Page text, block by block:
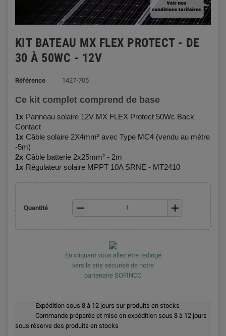
KIT BATEAU MX FLEX PROTECT - DE
30 À 50WC - 12V
Référence 1427-705
Ce kit complet comprend de base
1x Panneau solaire 12V MX FLEX Protect 50Wc Back
Contact
1x Câble solaire 2X4mm² avec Type MC4 (vendu au mètre
-5m)
2x Câble batterie 2x25mm² - 2m
1x Régulateur solaire MPPT 10A SRNE - MT2410
Quantité remove add
En cliquant vous allez être redirigé
vers le site sécurisé de notre
partenaire SOFINCO
Expédition sous 8 à 12 jours sur produits en stocks
Commande préparée et mise en expédition sous 8 à 12 jours
sous réserve des produits en stocks